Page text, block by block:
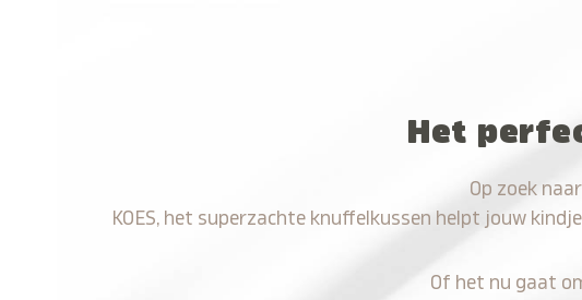
Het
Op zoek
KOES, het superzachte knuffelkussen helpt jouw
Of het nu gaat